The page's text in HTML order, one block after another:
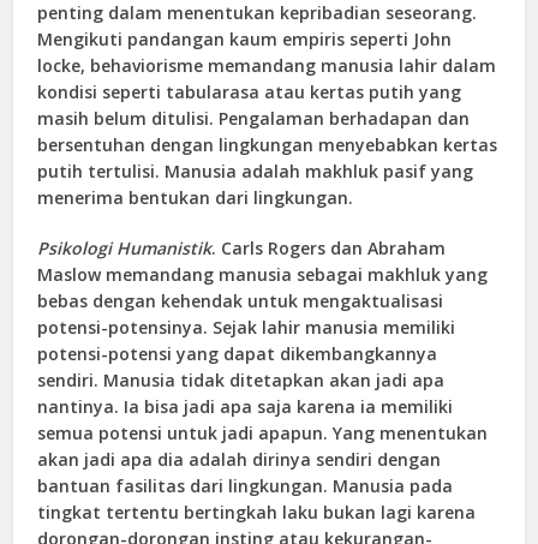
penting dalam menentukan kepribadian seseorang.
Mengikuti pandangan kaum empiris seperti John
locke, behaviorisme memandang manusia lahir dalam
kondisi seperti tabularasa atau kertas putih yang
masih belum ditulisi. Pengalaman berhadapan dan
bersentuhan dengan lingkungan menyebabkan kertas
putih tertulisi. Manusia adalah makhluk pasif yang
menerima bentukan dari lingkungan.
Psikologi Humanistik. Carls Rogers dan Abraham
Maslow memandang manusia sebagai makhluk yang
bebas dengan kehendak untuk mengaktualisasi
potensi-potensinya. Sejak lahir manusia memiliki
potensi-potensi yang dapat dikembangkannya
sendiri. Manusia tidak ditetapkan akan jadi apa
nantinya. Ia bisa jadi apa saja karena ia memiliki
semua potensi untuk jadi apapun. Yang menentukan
akan jadi apa dia adalah dirinya sendiri dengan
bantuan fasilitas dari lingkungan. Manusia pada
tingkat tertentu bertingkah laku bukan lagi karena
dorongan-dorongan insting atau kekurangan-